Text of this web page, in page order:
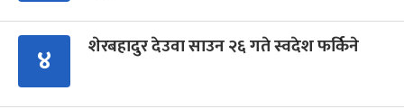
४ शेरबहादुर देउवा साउन २६ गते स्वदेश फर्किने